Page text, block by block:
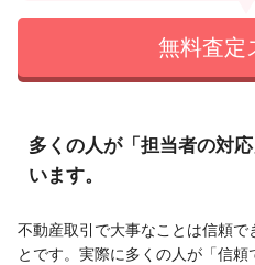
無料査定
多くの人が「担当者の対
います。
不動産取引で大事なことは信頼で
とです。実際に多くの人が「信